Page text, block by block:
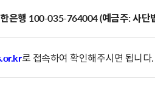
은행 100-035-764004 (예금주: 사단
로 접속하여 확인해주시면 됩니다.